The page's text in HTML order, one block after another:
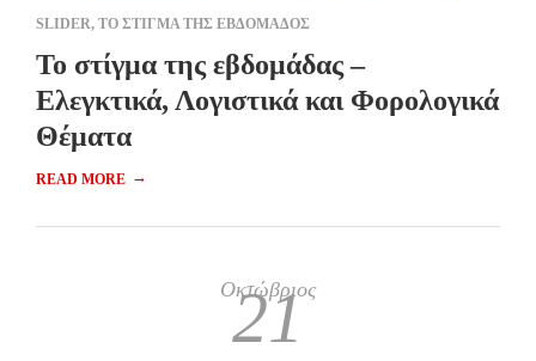
SLIDER, ΤΟ ΣΤΙΓΜΑ ΤΗΣ ΕΒΔΟΜΑΔΟΣ
Το στίγμα της εβδομάδας –
Ελεγκτικά, Λογιστικά και Φορολογικά
Θέματα
READ MORE →
Οκτώβριος
21